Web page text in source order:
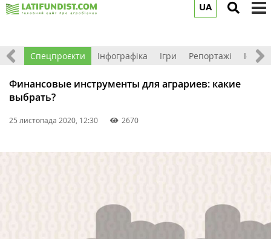
UA
Спецпроєкти Інфографіка Ігри Репортажі
Финансовые инструменты для аграриев: какие
выбрать?
25 листопада 2020, 12:30 2670